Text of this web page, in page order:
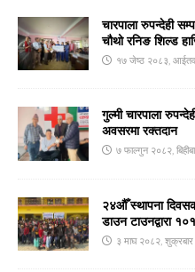
चारपाला रुपन्देही
चौथो रनिङ शिल्ड
१७ जेष्ठ २०८३,
गुल्मी चारपाला
अवसरमा रक्तदान
७ फाल्गुन २०८२,
२४औँ स्थापना
डाउन टाउनद्वारा
३ माघ २०८२,